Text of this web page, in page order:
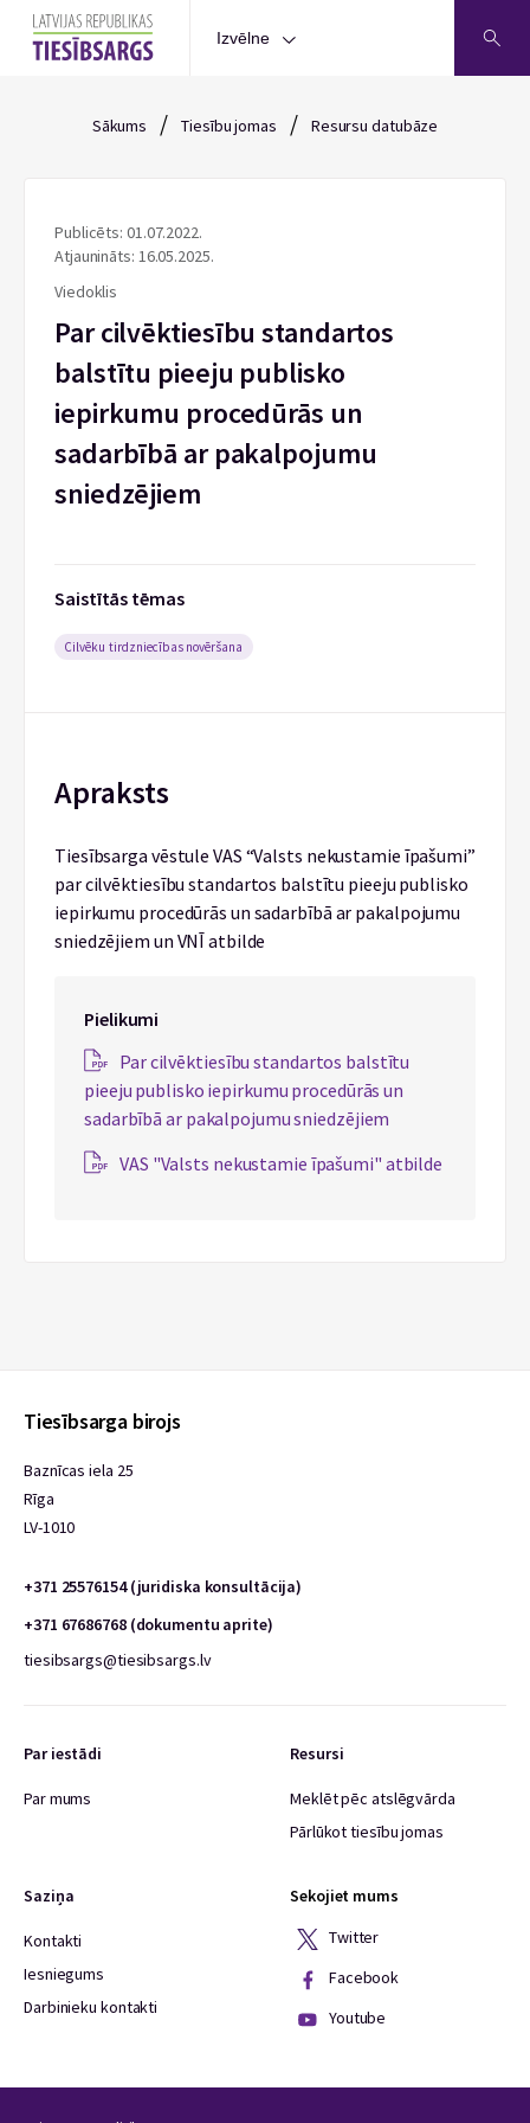
Izvēlne
Sākums / Tiesību jomas / Resursu datubāze
Publicēts: 01.07.2022.
Atjaunināts: 16.05.2025.
Viedoklis
Par cilvēktiesību standartos
balstītu pieeju publisko
iepirkumu procedūrās un
sadarbībā ar pakalpojumu
sniedzējiem
Saistītās tēmas
Cilvēku tirdzniecības novēršana
Apraksts
Tiesībsarga vēstule VAS “Valsts nekustamie īpašumi”
par cilvēktiesību standartos balstītu pieeju publisko
iepirkumu procedūrās un sadarbībā ar pakalpojumu
sniedzējiem un VNĪ atbilde
Pielikumi
Par cilvēktiesību standartos balstītu
pieeju publisko iepirkumu procedūrās un
sadarbībā ar pakalpojumu sniedzējiem
VAS "Valsts nekustamie īpašumi" atbilde
Tiesībsarga birojs
Baznīcas iela 25
Rīga
LV-1010
+371 25576154 (juridiska konsultācija)
+371 67686768 (dokumentu aprite)
tiesibsargs@tiesibsargs.lv
Par iestādi
Par mums
Resursi
Meklēt pēc atslēgvārda
Pārlūkot tiesību jomas
Saziņa
Kontakti
Iesniegums
Darbinieku kontakti
Sekojiet mums
Twitter
Facebook
Youtube